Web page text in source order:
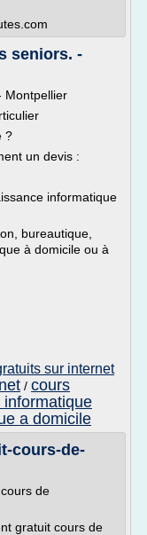
seniors. -
Montpellier
?
un devis :
informatique
bureautique,
à domicile ou à
sur internet
/ cours
informatique
a domicile
cours-de-
de
gratuit cours de